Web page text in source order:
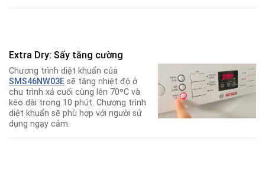
Extra Dry: Sấy tăng cường
Chương trình diệt khuẩn của
SMS46NW03E sẽ tăng nhiệt độ ở
chu trình xả cuối cùng lên 70ºC và
kéo dài trong 10 phút. Chương trình
diệt khuẩn sẽ phù hợp với người sử
dụng ngạy cảm.